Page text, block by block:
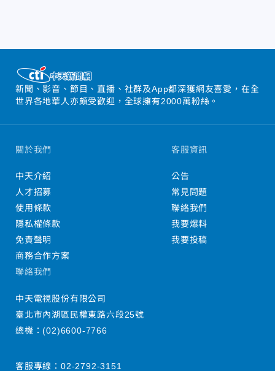
新聞、影音、節目、直播、社群及App都深獲網友喜愛，在全
世界各地華人亦頗受歡迎，全球擁有2000萬粉絲。
關於我們
中天介紹
人才招募
使用條款
隱私權條款
免責聲明
商務合作方案
客服資訊
公告
常見問題
聯絡我們
我要爆料
我要投稿
聯絡我們
中天電視股份有限公司
臺北市內湖區民權東路六段25號
總機：(02)6600-7766
客服專線： 02-2792-3151